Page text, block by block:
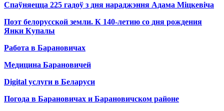
Спаўняецца 225 гадоў з дня нараджэння Адама Міцкевіча
Поэт белорусской земли. К 140-летию со дня рождения
Янки Купалы
Работа в Барановичах
Медицина Барановичей
Digital услуги в Беларуси
Погода в Барановичах и Барановичском районе